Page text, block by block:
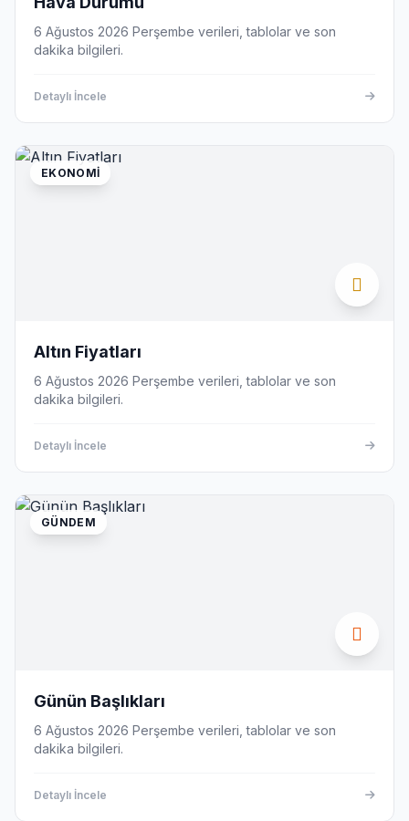
6 Ağustos 2026 Perşembe verileri, tablolar ve son
dakika bilgileri.
Detaylı İncele
EKONOMI
Altın Fiyatları
6 Ağustos 2026 Perşembe verileri, tablolar ve son
dakika bilgileri.
Detaylı İncele
GÜNDEM
Günün Başlıkları
6 Ağustos 2026 Perşembe verileri, tablolar ve son
dakika bilgileri.
Detaylı İncele